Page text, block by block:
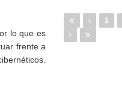
lo que es
frente a
1